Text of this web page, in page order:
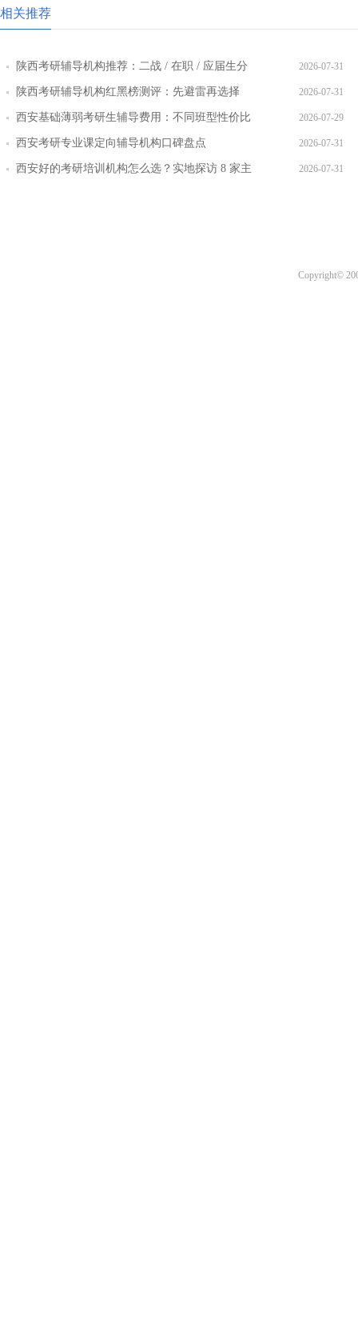
相关推荐
陕西考研辅导机构推荐：二战 / 在职 / 应届生分
层教学方案
2026-07-31
陕西考研辅导机构红黑榜测评：先避雷再选择 2026-07-31
西安基础薄弱考研生辅导费用：不同班型性价比
对比
2026-07-29
西安考研专业课定向辅导机构口碑盘点 2026-07-31
西安好的考研培训机构怎么选？实地探访 8 家主 2026-07-31
Copyright©